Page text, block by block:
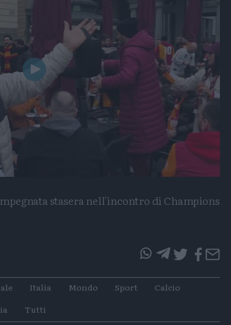
Play
Video
stasera nell'incontro di Champions
articoloarticolo
Italia Mondo Sport
Calcio
Tutti